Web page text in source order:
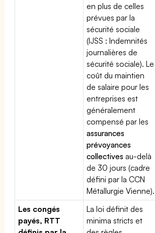
en plus de celles
prévues par la
sécurité sociale
(IJSS : Indemnités
journalières de
sécurité sociale). Le
coût du maintien
de salaire pour les
entreprises est
généralement
compensé par les
assurances
prévoyances
collectives au-delà
de 30 jours (cadre
défini par la CCN
Métallurgie Vienne).
Les congés
payés, RTT
La loi définit des
minima stricts et